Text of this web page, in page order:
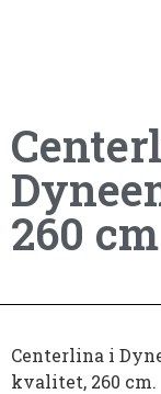
260 cm
Centerlina i
kvalitet, 260 cm.